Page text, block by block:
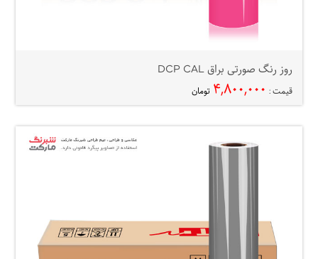
روز رنگ صورتی براق DCP CAL
قیمت : ۴,۸۰۰,۰۰۰ تومان